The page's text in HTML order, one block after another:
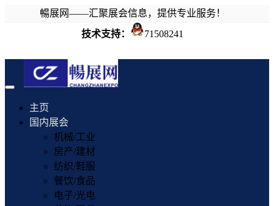
暢展网——汇聚展会信息，提供专业服务！
技术支持：
71508241
Toggle
navigation
主页
国内展会
机械/工业
房产/建材
纺织/鞋服
餐饮/食品
电子/光电